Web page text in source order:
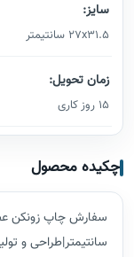
سایز:
27x31.5 سانتیمتر
زمان تحویل:
15 روز کاری
چکیده محصول
سانتیمتر|طراحی و